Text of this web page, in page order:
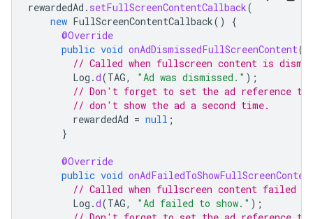
rewardedAd . setFullScreenContentCallback(
new FullScreenContentCallback()
{
@Override
public void onAdDismissedFullScreenContent()
// Called when fullscreen content is
Log .d(TAG, "Ad was dismissed." );
// Don't forget to set the ad reference to
// don't show the ad a second time.
rewardedAd = null ;
}
@Override
public void
// Called when fullscreen content failed to
Log .d(TAG, "Ad failed to show." );